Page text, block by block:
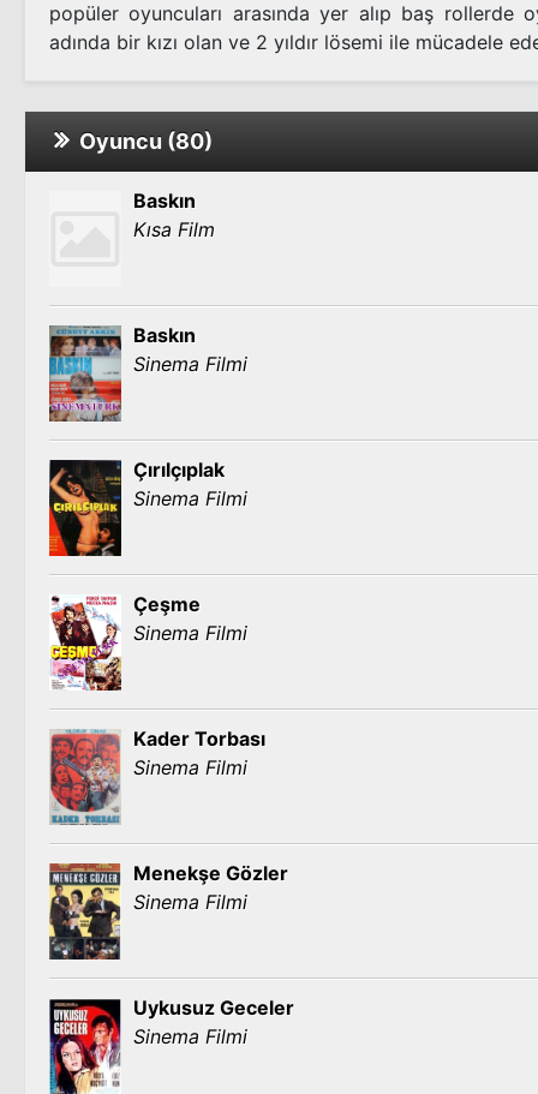
popüler oyuncuları arasında yer alıp baş rollerde
adında bir kızı olan ve 2 yıldır lösemi ile mücadele
Oyuncu (80)
Baskın
Kısa Film
Baskın
Sinema Filmi
Çırılçıplak
Sinema Filmi
Çeşme
Sinema Filmi
Kader Torbası
Sinema Filmi
Menekşe Gözler
Sinema Filmi
Uykusuz Geceler
Sinema Filmi